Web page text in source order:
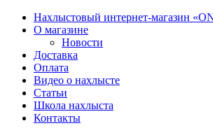
Нахлыстовый интернет-магазин
О магазине
Новости
Доставка
Оплата
Видео о нахлысте
Статьи
Школа нахлыста
Контакты